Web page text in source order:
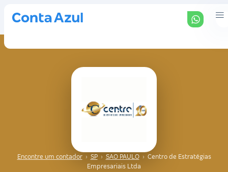
Encontre um contador › SP › SAO PAULO › Centro de Estratégias
Empresariais Ltda